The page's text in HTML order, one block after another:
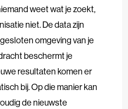
weet wat je zoekt,
niet. De data zijn
omgeving van je
beschermt je
resultaten komen er
bij. Op die manier kan
de nieuwste